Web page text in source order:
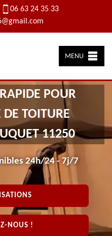
06 63 24 35 33
MENU
POUR
DE TOITURE
11250
24h/24 - 7j/7
NOUS !